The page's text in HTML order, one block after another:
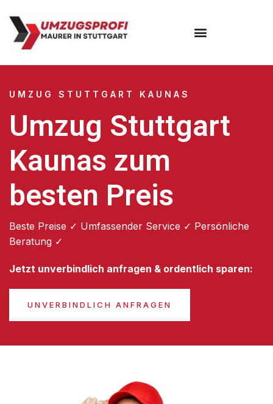
UMZUG STUTTGART KAUNAS
Umzug Stuttgart
Kaunas zum
besten Preis
Beste Preise ✓ Umfassender Service ✓ Persönliche
Beratung ✓
Jetzt unverbindlich anfragen & ordentlich sparen:
UNVERBINDLICH ANFRAGEN